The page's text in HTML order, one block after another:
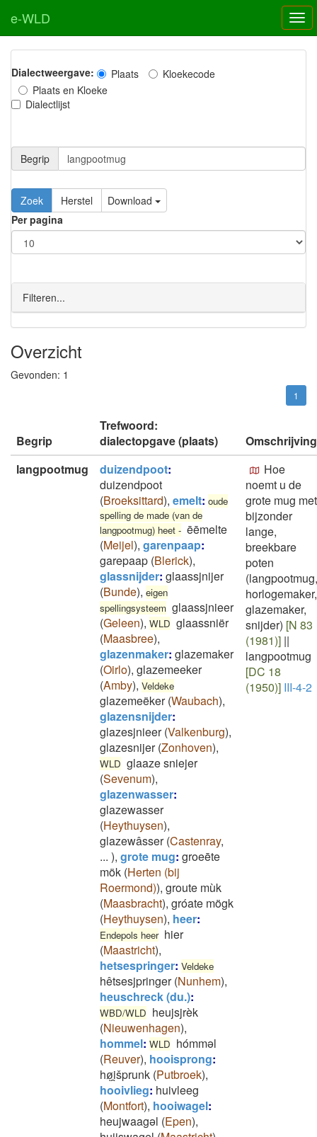
e-WLD
Dialectweergave: Plaats
Kloekecode
Plaats en Kloeke
Dialectlijst
Begrip
Zoek Herstel
Download
Per pagina
Filteren...
Overzicht
Gevonden: 1
1
Begrip
Trefwoord:
dialectopgave (plaats)
Omschrijving
langpootmug
duizendpoot:
duizendpoot
(Broeksittard), emelt: oude
spelling de made (van de
langpootmug) heet - ēēmelte
(Meijel), garenpaap:
garepaap (Blerick),
glassnijder: glaassjnijer
(Bunde), eigen
spellingsysteem glaassjnieer
(Geleen), WLD glaassniër
(Maasbree),
glazenmaker: glazemaker
(Oirlo), glazemeeker
(Amby), Veldeke
glazemeëker(Waubach),
glazensnijder:
glazesjnieer(Valkenburg),
glazesnijer(Zonhoven),
WLD glaaze sniejer
(Sevenum),
glazenwasser:
glazewasser
(Heythuysen),
glazewâsser(Castenray,
... ), grote mug: groeēte
mök (Herten (bij
Roermond)), groute mùk
(Maasbracht), gróate mögk
(Heythuysen), heer:
Endepols heer hier
(Maastricht),
hetsespringer: Veldeke
hêtsesjpringer(Nunhem),
heuschreck (du.):
WBD/WLD heujsjrèk
(Nieuwenhagen),
hommel: WLD hómməl
(Reuver), hooisprong:
høͅi̯šprunk (Putbroek),
hooivlieg: huivleeg
(Montfort), hooiwagel:
heujwaagəl (Epen),
Hoe
noemt u de
grote mug met
bijzonder
lange,
breekbare
poten
(langpootmug,
horlogemaker,
glazemaker,
snijder) [N 83
(1981)] ||
langpootmug
[DC 18
(1950)] III-4-2